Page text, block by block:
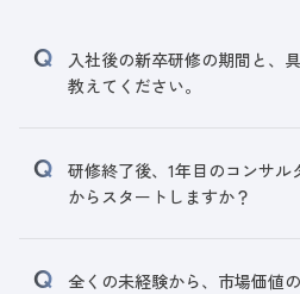
入社後の新卒研修の期間と、
教えてください。
研修終了後、1年目のコンサ
からスタートしますか？
全くの未経験から、市場価値